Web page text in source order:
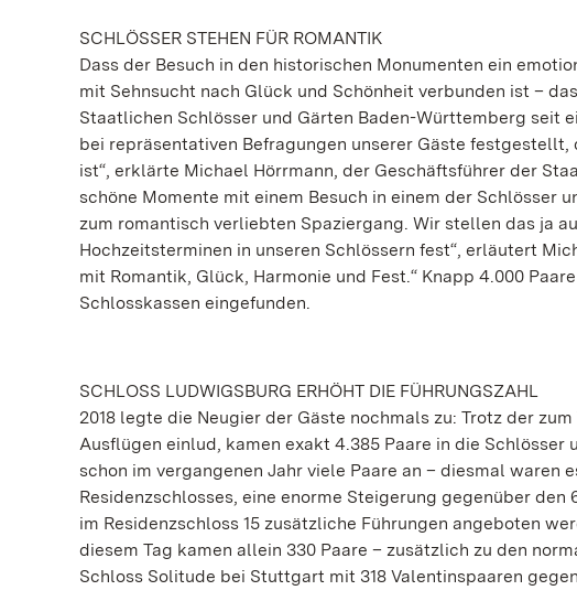
SCHLÖSSER STEHEN FÜR ROMANTIK
Dass der Besuch in den historischen Monumenten ein
mit Sehnsucht nach Glück und Schönheit verbunden ist –
Staatlichen Schlösser und Gärten Baden-Württemberg seit
bei repräsentativen Befragungen unserer Gäste
ist“, erklärte Michael Hörrmann, der Geschäftsführer der
schöne Momente mit einem Besuch in einem der Schlösser
zum romantisch verliebten Spaziergang. Wir stellen das ja
Hochzeitsterminen in unseren Schlössern fest“, erläutert
mit Romantik, Glück, Harmonie und Fest.“ Knapp 4.000
Schlosskassen eingefunden.
SCHLOSS LUDWIGSBURG ERHÖHT DIE FÜHRUNGSZAHL
2018 legte die Neugier der Gäste nochmals zu: Trotz der
Ausflügen einlud, kamen exakt 4.385 Paare in die
schon im vergangenen Jahr viele Paare an – diesmal waren
Residenzschlosses, eine enorme Steigerung gegenüber
im Residenzschloss 15 zusätzliche Führungen angeboten
diesem Tag kamen allein 330 Paare – zusätzlich zu den
Schloss Solitude bei Stuttgart mit 318 Valentinspaaren